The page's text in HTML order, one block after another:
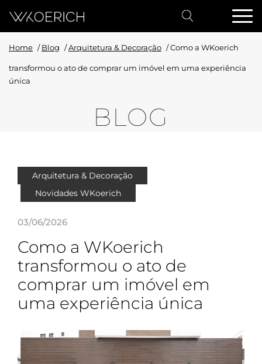
Home /Blog /Arquitetura & Decoração /Como a WKoerich
transformou o ato de comprar um imóvel em uma experiência
única
BLOG
Arquitetura & Decoração
Novidades WKoerich
03/06/2026
Como a WKoerich
transformou o ato de
comprar um imóvel em
uma experiência única